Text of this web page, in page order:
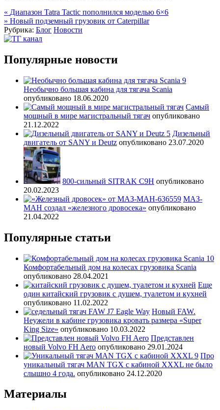
Навигация
по
записям
« Диапазон Tatra Tactic пополнился моделью 6×6
» Новый подземный грузовик от Caterpillar
Рубрика: Блог Новости
Популярные новости
Необычно большая кабина для тягача Scania
опубликовано 18.06.2020
Самый
мощный в мире магистральный тягач опубликовано
21.12.2022
Дизельный
двигатель от SANY и Deutz опубликовано 23.07.2020
800-сильный SITRAK C9H опубликовано
20.02.2023
МАЗ-
МАН создал «железного дровосека» опубликовано
21.04.2022
Популярные статьи
Комфортабельный дом на колесах грузовика Scania
опубликовано 28.04.2021
Еще
один китайский грузовик с душем, туалетом и кухней
опубликовано 11.02.2022
Новый FAW.
Неужели в кабине грузовика кровать размера «Super
King Size» опубликовано 10.03.2022
Представлен
новый Volvo FH Aero опубликовано 29.01.2024
Про
уникальный тягач MAN TGX с кабиной XXXL не было
слышно 4 года. опубликовано 24.12.2020
Материалы